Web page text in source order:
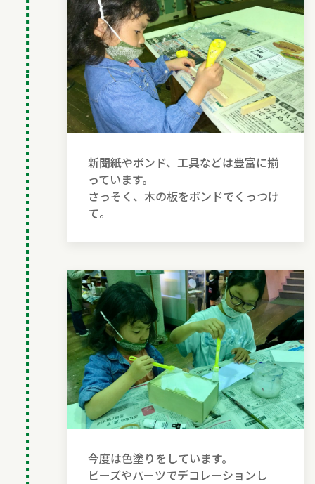
新聞紙やボンド、工具などは豊富に揃
っています。
さっそく、木の板をボンドでくっつけ
て。
今度は色塗りをしています。
ビーズやパーツでデコレーションし